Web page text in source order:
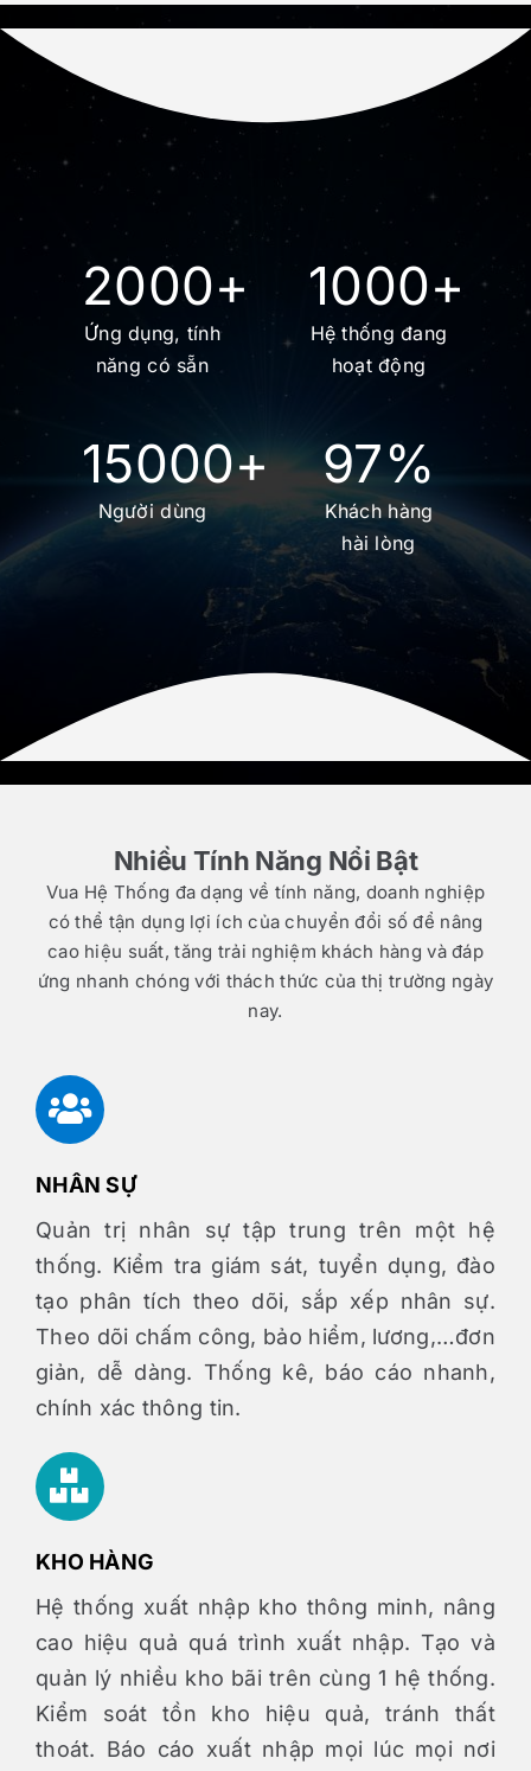
2000+
Ứng dụng, tính
năng có sẵn
1000+
Hệ thống đang
hoạt động
15000+
Người dùng
97%
Khách hàng
hài lòng
Nhiều Tính Năng Nổi Bật
Vua Hệ Thống đa dạng về tính năng, doanh nghiệp
có thể tận dụng lợi ích của chuyển đổi số để nâng
cao hiệu suất, tăng trải nghiệm khách hàng và đáp
ứng nhanh chóng với thách thức của thị trường ngày
nay.
NHÂN SỰ
Quản trị nhân sự tập trung trên một hệ
thống. Kiểm tra giám sát, tuyển dụng, đào
tạo phân tích theo dõi, sắp xếp nhân sự.
Theo dõi chấm công, bảo hiểm, lương,…đơn
giản, dễ dàng. Thống kê, báo cáo nhanh,
chính xác thông tin.
KHO HÀNG
Hệ thống xuất nhập kho thông minh, nâng
cao hiệu quả quá trình xuất nhập. Tạo và
quản lý nhiều kho bãi trên cùng 1 hệ thống.
Kiểm soát tồn kho hiệu quả, tránh thất
thoát. Báo cáo xuất nhập mọi lúc mọi nơi